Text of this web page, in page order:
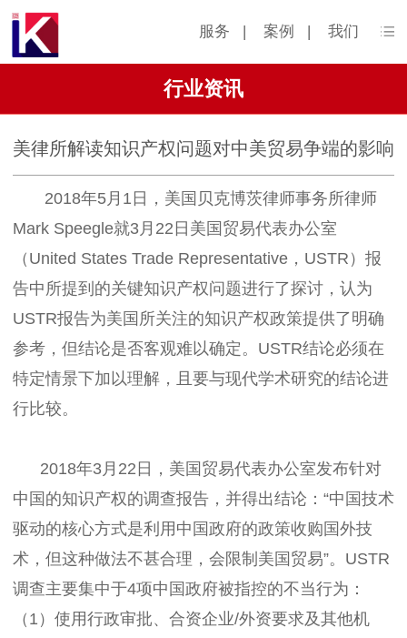
服务 | 案例 | 我们
行业资讯
美律所解读知识产权问题对中美贸易争端的影响
2018年5月1日，美国贝克博茨律师事务所律师
Mark Speegle就3月22日美国贸易代表办公室
（United States Trade Representative，USTR）报
告中所提到的关键知识产权问题进行了探讨，认为
USTR报告为美国所关注的知识产权政策提供了明确
参考，但结论是否客观难以确定。USTR结论必须在
特定情景下加以理解，且要与现代学术研究的结论进
行比较。
2018年3月22日，美国贸易代表办公室发布针对
中国的知识产权的调查报告，并得出结论：“中国技术
驱动的核心方式是利用中国政府的政策收购国外技
术，但这种做法不甚合理，会限制美国贸易”。USTR
调查主要集中于4项中国政府被指控的不当行为：
（1）使用行政审批、合资企业/外资要求及其他机